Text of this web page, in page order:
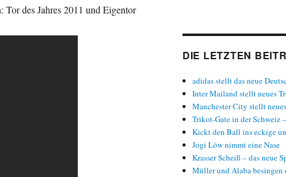
des Jahres 2011 und Eigentor
DIE LETZTEN
adidas stellt das neue
Inter Mailand stellt neues
Manchester City stellt
Trikot-Gate in der Schweiz
Kickt den Ball ins eckige
Jogi Löw nimmt eine Nase
Krasser Scheiß – das neue
Müller und Alaba besingen